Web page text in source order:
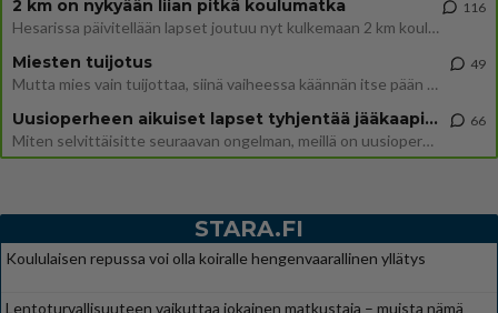
2 km on nykyään liian pitkä koulumatka
Hesarissa päivitellään lapset joutuu nyt kulkemaan 2 km kouluun jösses. Ruostefillarilla tuo matka menee vaikka miten äk
116
Miesten tuijotus
Mutta mies vain tuijottaa, siinä vaiheessa käännän itse pään pois. Mikä juttu? Yleensä jos joku tuijottaa tai katsoo, hä
49
Uusioperheen aikuiset lapset tyhjentää jääkaapin käydessään
Miten selvittäisitte seuraavan ongelman, meillä on uusioperhe, minulla teini-ikäiset lapset ja puolisolla aikuiset, jotk
66
STARA.FI
Koululaisen repussa voi olla koiralle hengenvaarallinen yllätys
Lentoturvallisuuteen vaikuttaa jokainen matkustaja – muista nämä